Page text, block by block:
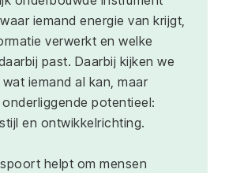
iemand energie van krijgt,
verwerkt en welke
past. Daarbij kijken we
iemand al kan, maar
potentieel:
en ontwikkelrichting.
helpt om mensen